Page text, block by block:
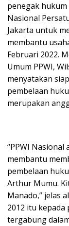
penegak
Nasional
Jakarta untuk
membantu
Februari 2022.
Umum PPWI,
menyatakan
pembelaan
merupakan
“PPWI
membantu
pembelaan
Arthur Mumu.
Manado,” jelas
2012 itu kepada
tergabung